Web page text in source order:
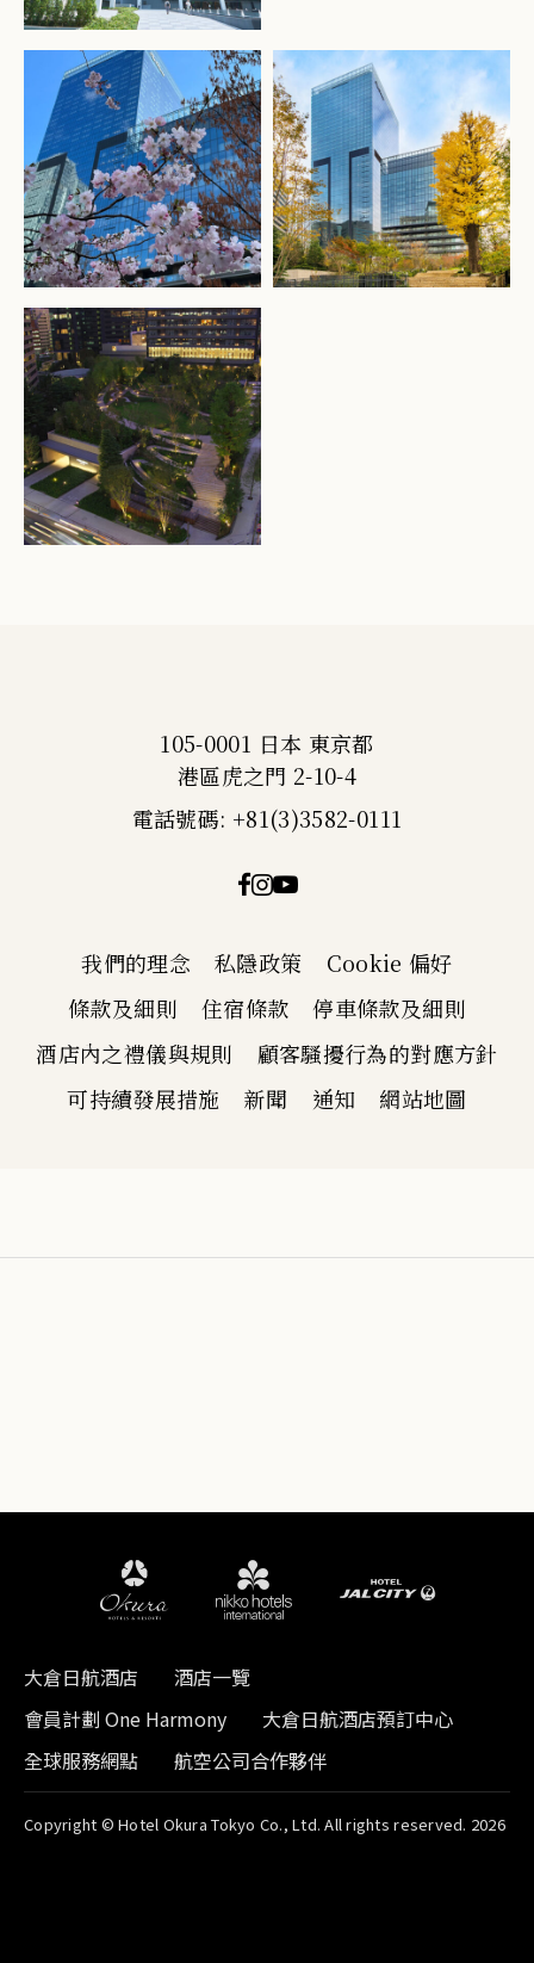
105-0001 日本 東京都
港區虎之門 2-10-4
電話號碼: +81(3)3582-0111
我們的理念 私隱政策
Cookie 偏好
條款及細則
住宿條款
停車條款及細則
酒店內之禮儀與規則
顧客騷擾行為的對應方針
可持續發展措施
新聞 通知 網站地圖
大倉日航酒店
酒店一覽
會員計劃 One Harmony
大倉日航酒店預訂中心
全球服務網點
航空公司合作夥伴
Copyright © Hotel Okura Tokyo Co., Ltd. All rights reserved. 2026